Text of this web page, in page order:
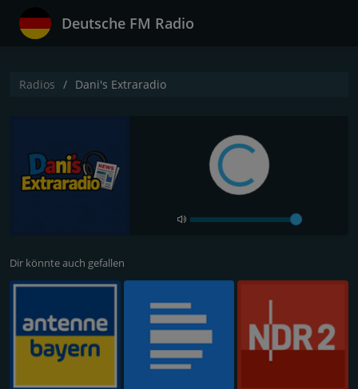
Deutsche FM Radio
Radios Dani's Extraradio
Dir könnte auch gefallen